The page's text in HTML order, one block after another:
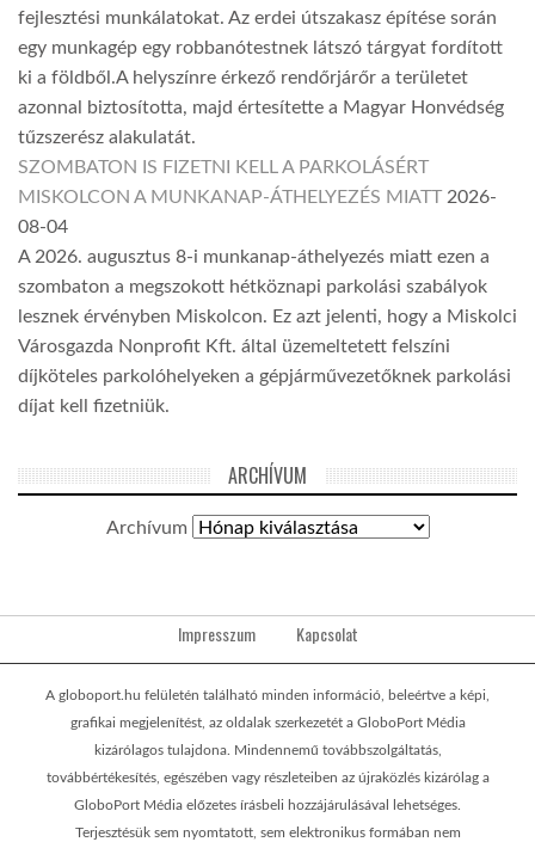
fejlesztési munkálatokat. Az erdei útszakasz építése során
egy munkagép egy robbanótestnek látszó tárgyat fordított
ki a földből.A helyszínre érkező rendőrjárőr a területet
azonnal biztosította, majd értesítette a Magyar Honvédség
tűzszerész alakulatát.
SZOMBATON IS FIZETNI KELL A PARKOLÁSÉRT
MISKOLCON A MUNKANAP-ÁTHELYEZÉS MIATT 2026-
08-04
A 2026. augusztus 8-i munkanap-áthelyezés miatt ezen a
szombaton a megszokott hétköznapi parkolási szabályok
lesznek érvényben Miskolcon. Ez azt jelenti, hogy a Miskolci
Városgazda Nonprofit Kft. által üzemeltetett felszíni
díjköteles parkolóhelyeken a gépjárművezetőknek parkolási
díjat kell fizetniük.
ARCHÍVUM
Archívum
Impresszum Kapcsolat
A globoport.hu felületén található minden információ, beleértve a képi,
grafikai megjelenítést, az oldalak szerkezetét a GloboPort Média
kizárólagos tulajdona. Mindennemű továbbszolgáltatás,
továbbértékesítés, egészében vagy részleteiben az újraközlés kizárólag a
GloboPort Média előzetes írásbeli hozzájárulásával lehetséges.
Terjesztésük sem nyomtatott, sem elektronikus formában nem